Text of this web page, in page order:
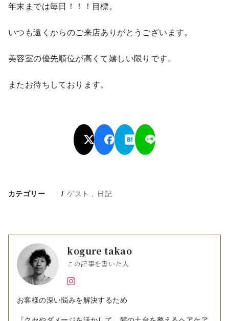
年末までは毎日！！！目標。
いつも遠くからのご来店ありがとうございます。
美容室の優先順位が高くて嬉しい限りです。
またお待ちしております。
カテゴリー ゲスト 日記
kogure takao
この記事を書いた人
お客様の深い悩みを解決するため